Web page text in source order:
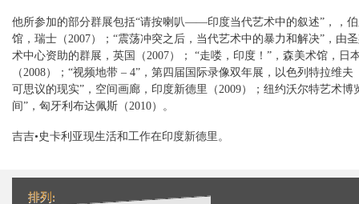
他所参加的部分群展包括“请按喇叭——印度当代艺术中的叙述”，，
馆，瑞士（2007）；“震荡冲突之后，当代艺术中的暴力和解决”，由
术中心资助的群展，英国（2007）； “走喽，印度！”，森美术馆，日
（2008）；“视频地带 – 4”，第四届国际录像双年展，以色列特拉维夫
可思议的现实”，空间画廊，印度新德里（2009）；纽约沃尔特艺术博
间”，匈牙利布达佩斯（2010）。
吉吉•史卡利亚现生活和工作在印度新德里。
排列: